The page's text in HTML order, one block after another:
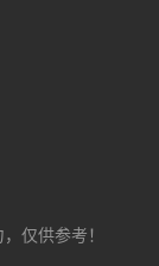
仅供参考！